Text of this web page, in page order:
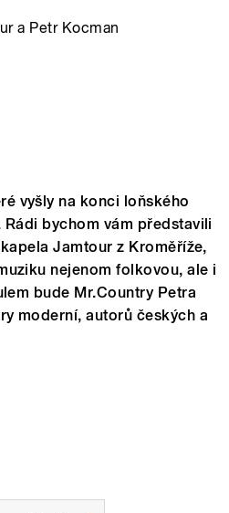
a Petr Kocman
vyšly na konci loňského
bychom vám představili
Jamtour z Kroměříže,
nejenom folkovou, ale i
bude Mr.Country Petra
moderní, autorů českých a